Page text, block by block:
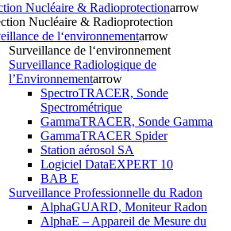
Nucléaire & Radioprotectionarrow
Nucléaire & Radioprotection
de l‘environnementarrow
Surveillance de l‘environnement
Surveillance Radiologique de
l’Environnementarrow
SpectroTRACER, Sonde
Spectrométrique
GammaTRACER, Sonde Gamma
GammaTRACER Spider
Station aérosol SA
Logiciel DataEXPERT 10
BAB E
Surveillance Professionnelle du Radon
AlphaGUARD, Moniteur Radon
AlphaE – Appareil de Mesure du